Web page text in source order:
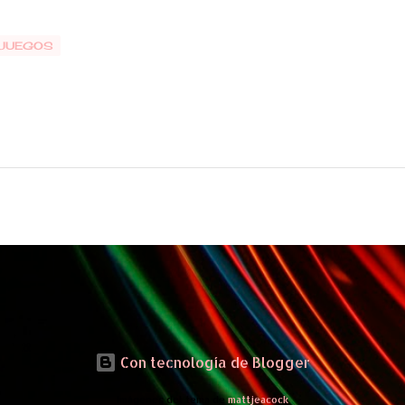
Con tecnología de Blogger
Imágenes del tema demattjeacock